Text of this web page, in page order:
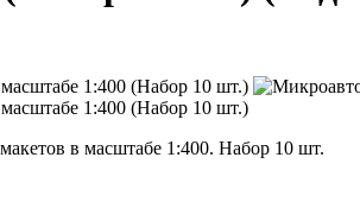
в масштабе 1:400. Набор 10 шт.